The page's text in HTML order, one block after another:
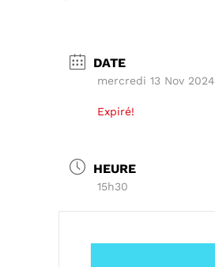
DATE
mercredi 13 Nov 2024
Expiré!
HEURE
15h30